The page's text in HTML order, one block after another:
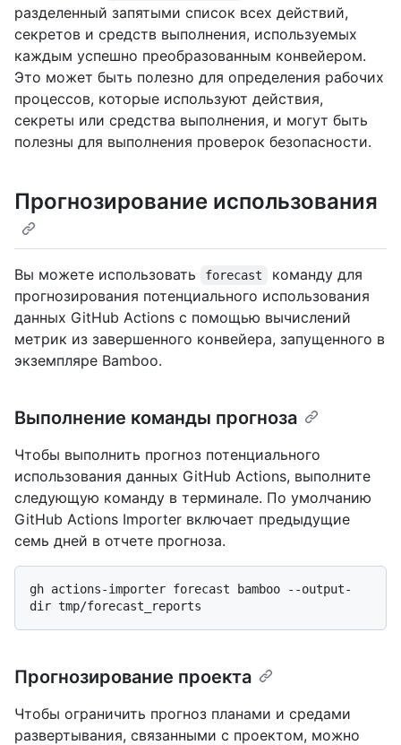
разделенный запятыми список всех действий,
секретов и средств выполнения, используемых
каждым успешно преобразованным конвейером.
Это может быть полезно для определения рабочих
процессов, которые используют действия,
секреты или средства выполнения, и могут быть
полезны для выполнения проверок безопасности.
Прогнозирование использования
Вы можете использовать forecast
команду для
прогнозирования потенциального использования
данных GitHub Actions с помощью вычислений
метрик из завершенного конвейера, запущенного в
экземпляре Bamboo.
Выполнение команды прогноза
Чтобы выполнить прогноз потенциального
использования данных GitHub Actions, выполните
следующую команду в терминале. По умолчанию
GitHub Actions Importer включает предыдущие
семь дней в отчете прогноза.
gh actions-importer forecast bamboo --output-
Прогнозирование проекта
Чтобы ограничить прогноз планами и средами
развертывания, связанными с проектом, можно